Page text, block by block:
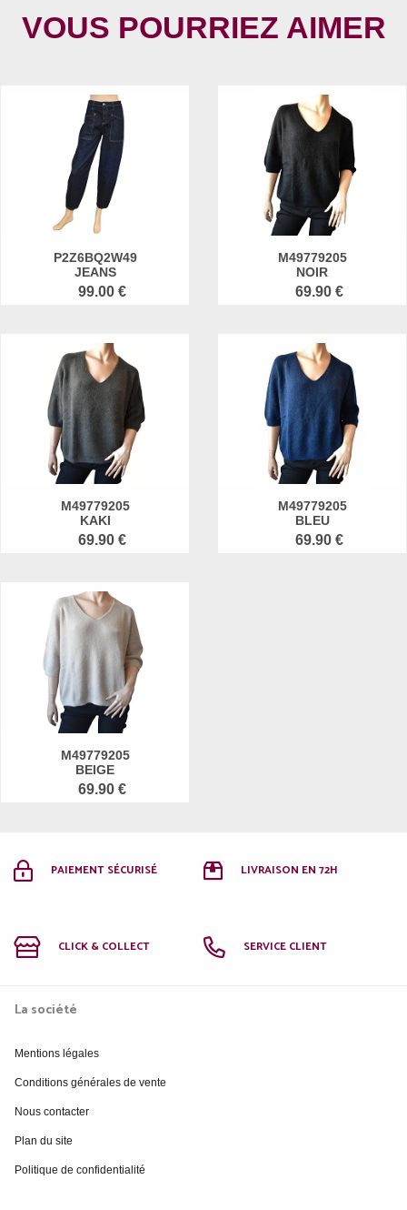
VOUS POURRIEZ AIMER
P2Z6BQ2W49
JEANS
99.00 €
M49779205
NOIR
69.90 €
M49779205
KAKI
69.90 €
M49779205
BLEU
69.90 €
M49779205
BEIGE
69.90 €
PAIEMENT SÉCURISÉ LIVRAISON EN 72H
CLICK & COLLECT SERVICE CLIENT
La société
Mentions légales
Conditions générales de vente
Nous contacter
Plan du site
Politique de confidentialité